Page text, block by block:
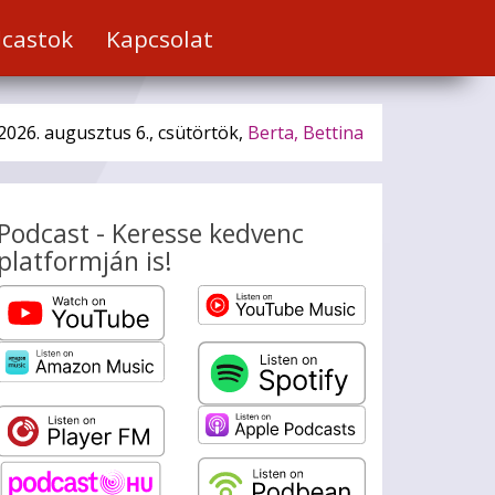
Kapcsolat
augusztus 6., csütörtök, Berta, Bettina
Podcast - Keresse kedvenc
platformján is!